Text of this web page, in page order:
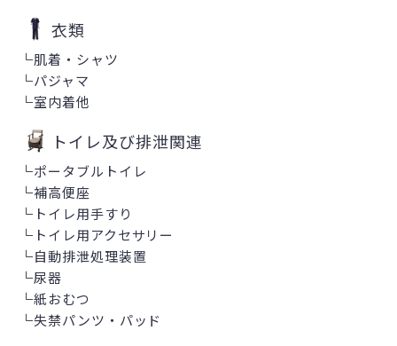
衣類
└肌着・シャツ
└パジャマ
└室内着他
トイレ及び排泄関連
└ポータブルトイレ
└補高便座
└ トイレ用手すり
└ トイレ用アクセサリー
└自動排泄処理装置
└尿器
└紙おむつ
└失禁パンツ・パッド